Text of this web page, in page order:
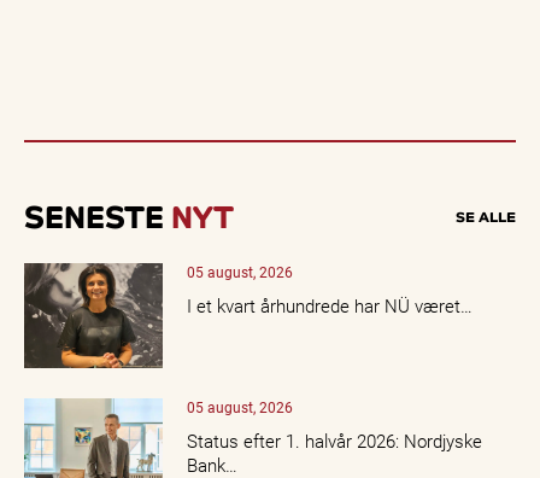
SENESTE NYT SE ALLE
05 august, 2026
I et kvart århundrede har NÜ været…
05 august, 2026
Status efter 1. halvår 2026: Nordjyske
Bank…